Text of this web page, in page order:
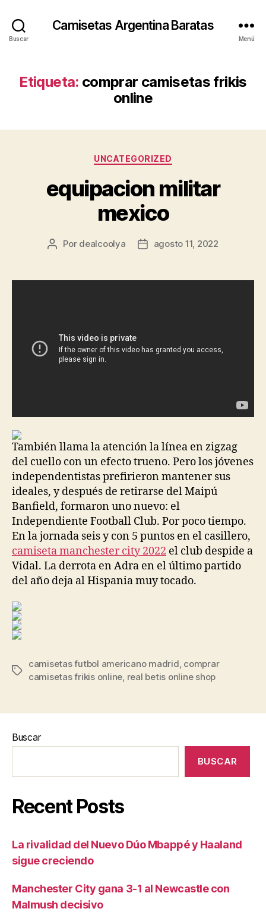
Buscar
Camisetas Argentina Baratas
Menú
Etiqueta: comprar camisetas frikis
online
Categorías
UNCATEGORIZED
equipacion militar
mexico
Autor
entrada
Por dealcoolya
Fecha
entrada
agosto 11, 2022
También llama la atención la línea en zigzag
del cuello con un efecto trueno. Pero los jóvenes
independentistas prefirieron mantener sus
ideales, y después de retirarse del Maipú
Banfield, formaron uno nuevo: el
Independiente Football Club. Por poco tiempo.
En la jornada seis y con 5 puntos en el casillero,
camiseta manchester city 2022 el club despide a
Vidal. La derrota en Adra en el último partido
del año deja al Hispania muy tocado.
Etiquetas
camisetas futbol americano madrid, comprar
camisetas frikis online, real betis online shop
Buscar
BUSCAR
Recent Posts
La rivalidad del Nuevo Dúo Mbappé y Haaland
sigue creciendo
Manchester City gana 3-1 al Newcastle con
Malmush decisivo